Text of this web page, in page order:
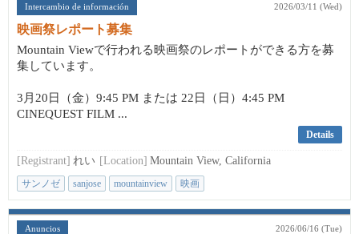
Intercambio de información 2026/03/11 (Wed)
映画祭レポート募集
Mountain Viewで行われる映画祭のレポートができる方を募
集しています。
3月20日（金）9:45 PM または 22日（日）4:45 PM
CINEQUEST FILM ...
Details
[Registrant] れい [Location] Mountain View, California
サンノゼ sanjose mountainview 映画
Anuncios 2026/06/16 (Tue)